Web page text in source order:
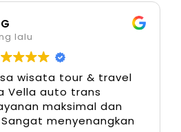
atau kunjungan bisnis
Tangguh dan
pabrikan dengan
lalu
wisata tour & travel
Vella auto trans
maksimal dan
menyenangkan